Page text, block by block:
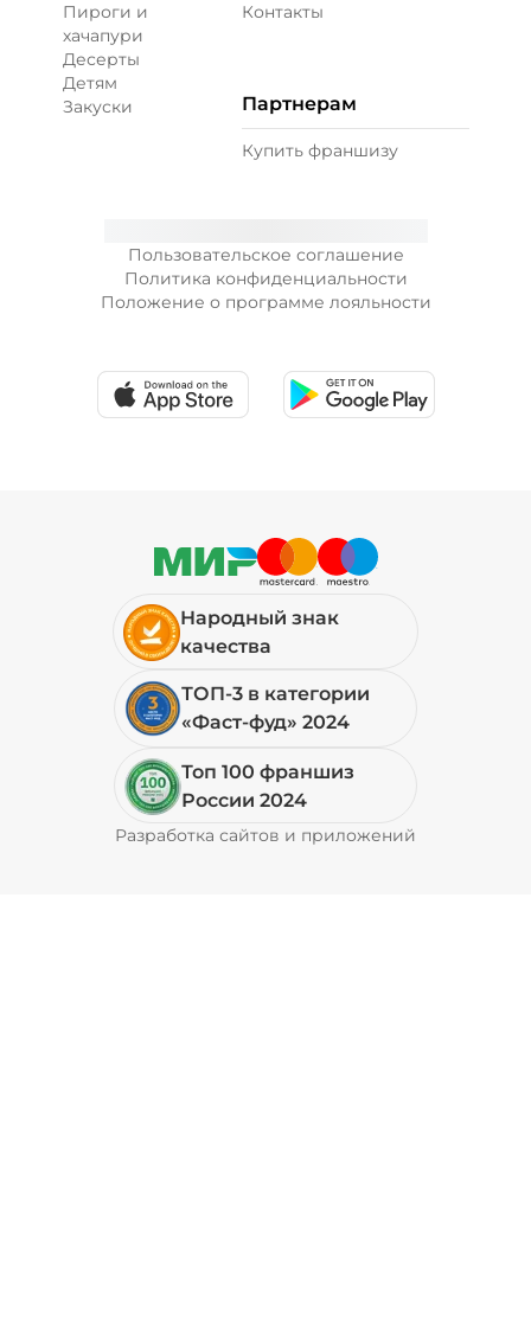
Пользовательское соглашение
Политика конфиденциальности
Положение о программе лояльности
Пироги и
хачапури
Десерты
Детям
Закуски
Контакты
Партнерам
Купить франшизу
Народный знак
качества
ТОП-3 в категории
«Фаст-фуд» 2024
Топ 100 франшиз
России 2024
Разработка сайтов и приложений
Pyrobyte